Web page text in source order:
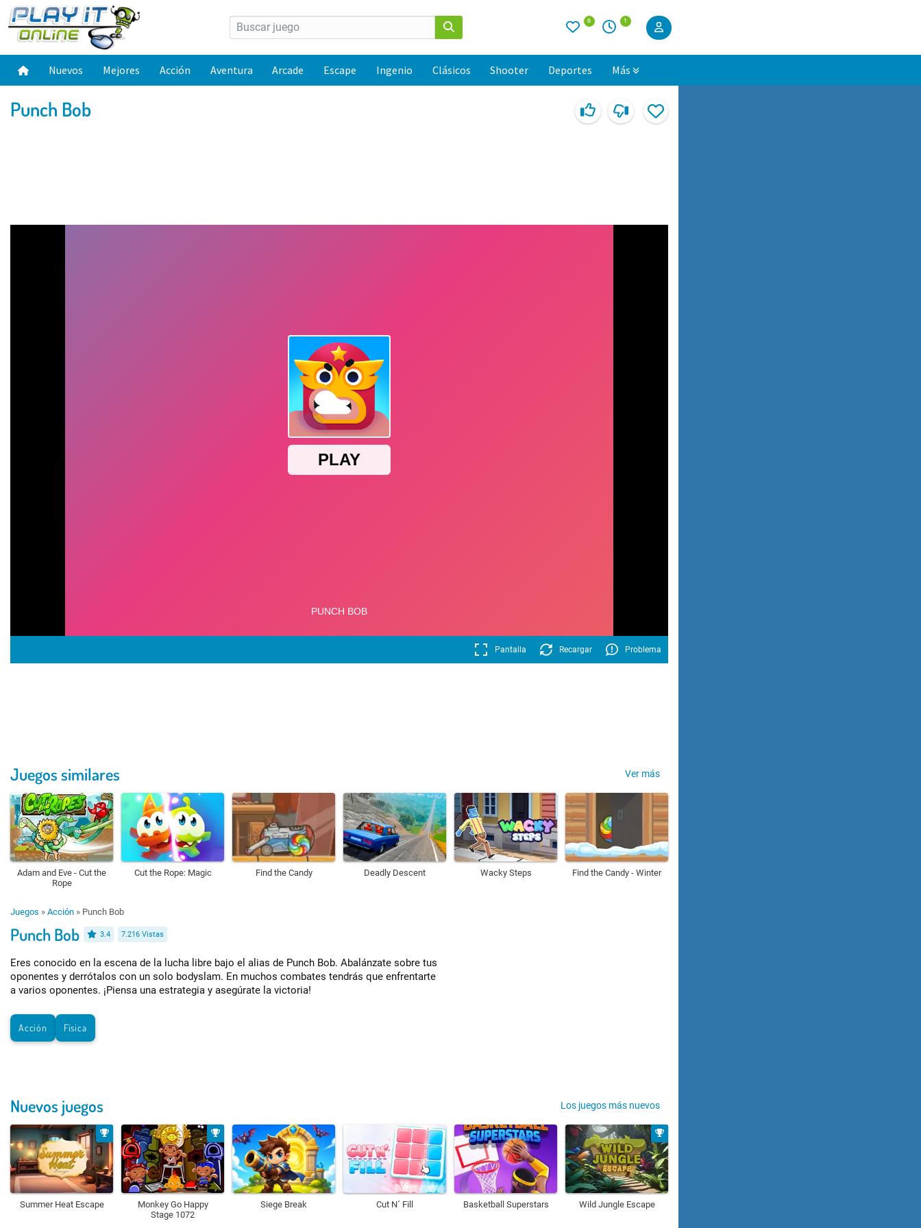
0 1
Nuevos Mejores Acción Aventura Arcade Escape Ingenio Clásicos Shooter Deportes Más
Punch Bob
Pantalla Recargar Problema
Juegos similares Ver más
Adam and Eve - Cut the
Rope
Cut the Rope: Magic Find the Candy Deadly Descent Wacky Steps Find the Candy - Winter
Juegos » Acción » Punch Bob
Punch Bob 3.4 7.216 Vistas
Eres conocido en la escena de la lucha libre bajo el alias de Punch Bob. Abalánzate sobre tus
oponentes y derrótalos con un solo bodyslam. En muchos combates tendrás que enfrentarte
a varios oponentes. ¡Piensa una estrategia y asegúrate la victoria!
Acción Física
Nuevos juegos Los juegos más nuevos
Summer Heat Escape
Monkey Go Happy
Stage 1072
Siege Break Cut N´ Fill Basketball Superstars Wild Jungle Escape